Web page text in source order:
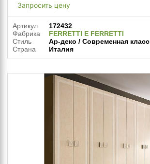
Запросить цену
Артикул
172432
Фабрика
FERRETTI E FERRETTI
Стиль
Ар-деко / Современная
Страна
Италия